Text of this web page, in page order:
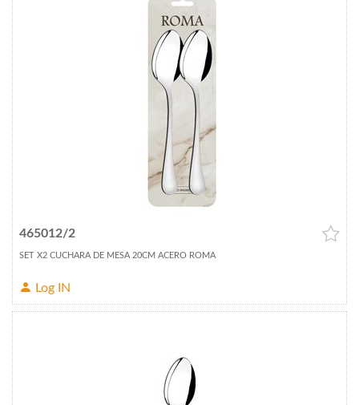
465012/2
SET X2 CUCHARA DE MESA 20CM ACERO ROMA
Log IN